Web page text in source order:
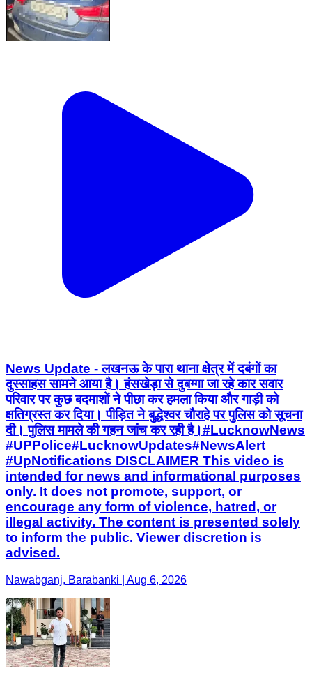
News Update - लखनऊ के पारा थाना क्षेत्र में दबंगों का
दुस्साहस सामने आया है। हंसखेड़ा से दुबग्गा जा रहे कार सवार
परिवार पर कुछ बदमाशों ने पीछा कर हमला किया और गाड़ी को
क्षतिग्रस्त कर दिया। पीड़ित ने बुद्धेश्वर चौराहे पर पुलिस को सूचना
दी। पुलिस मामले की गहन जांच कर रही है। ​#LucknowNews ​
#UPPolice ​#LucknowUpdates ​#NewsAlert ​
#UpNotifications DISCLAIMER This video is
intended for news and informational purposes
only. It does not promote, support, or
encourage any form of violence, hatred, or
illegal activity. The content is presented solely
to inform the public. Viewer discretion is
advised.
Nawabganj, Barabanki | Aug 6, 2026